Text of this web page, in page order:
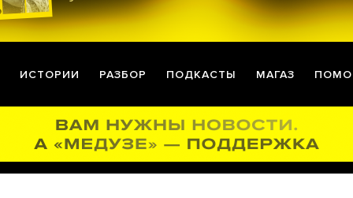
ИСТОРИИ РАЗБОР ПОДКАСТЫ МАГАЗ